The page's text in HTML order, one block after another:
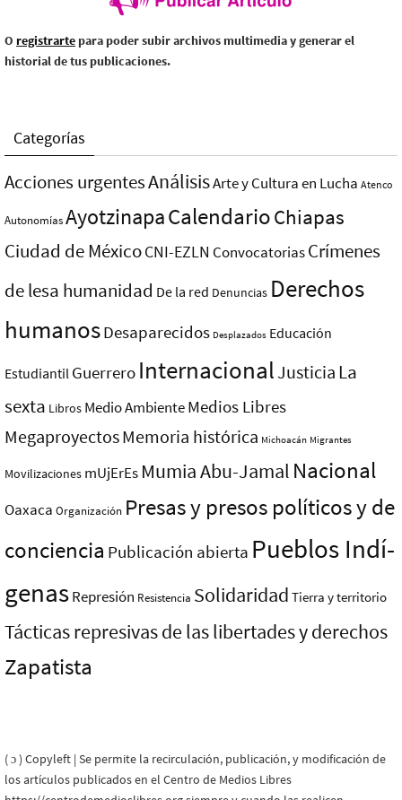
O registrarte para poder subir archivos multimedia y generar el
historial de tus publicaciones.
Categorías
Acciones urgentesAnálisisArte y Cultura en Lucha Atenco
AutonomíasAyotzinapaCalendarioChiapas
Ciudad de MéxicoCNI-EZLN ConvocatoriasCrímenes
de lesa humanidad De la red Denuncias Derechos
humanosDesaparecidos Desplazados Educación
Estudiantil Guerrero InternacionalJusticia La
sexta Libros Medio AmbienteMedios Libres
MegaproyectosMemoria histórica Michoacán Migrantes
Movilizaciones mUjErEs Mumia Abu-Jamal Nacional
Oaxaca Organización Presas y presos polí­ticos y de
conciencia Publicación abierta Pueblos Indí­
genasRepresión Resistencia Solidaridad Tierra y territorio
Tácticas represivas de las libertades y derechos
Zapatista
( ɔ ) Copyleft | Se permite la recirculación, publicación, y modificación de
los artículos publicados en el Centro de Medios Libres